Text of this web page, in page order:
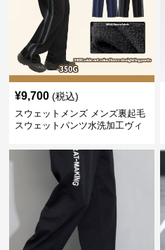
¥9,700 (税込)
スウェットメンズ メンズ裏起毛
スウェットパンツ水洗加工ヴィ